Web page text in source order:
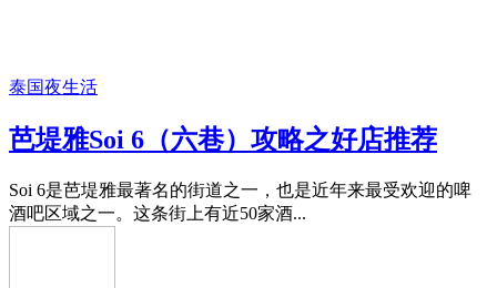
泰国夜生活
芭堤雅Soi 6（六巷）攻略之好店推荐
Soi 6是芭堤雅最著名的街道之一，也是近年来最受欢迎的啤
酒吧区域之一。这条街上有近50家酒...